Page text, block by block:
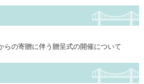
らの寄贈に伴う贈呈式の開催について